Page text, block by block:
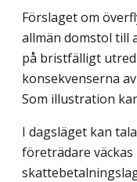
Förslaget om
allmän domstol till
på bristfälligt
konsekvenserna
Som illustration
I dagsläget kan
företrädare väckas